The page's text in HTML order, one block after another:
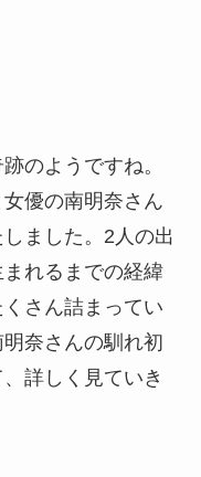
のようですね。
優の南明奈さん
ました。2人の出
れるまでの経緯
さん詰まってい
奈さんの馴れ初
詳しく見ていき